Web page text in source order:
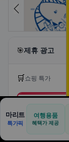
🎯제휴 광고
🛒 쇼핑 특가
🛒
쿠팡
로켓배송·특가
🏠
✈️
공항
🏠 📝
견적
마리트
특가픽
여행용품
혜택가 제공